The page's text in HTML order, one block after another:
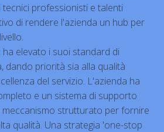
professionisti e talenti
di rendere l'azienda un hub per
ha elevato i suoi standard di
dando priorità sia alla qualità
del servizio. L'azienda ha
e un sistema di supporto
meccanismo strutturato per fornire
qualità. Una strategia 'one-stop